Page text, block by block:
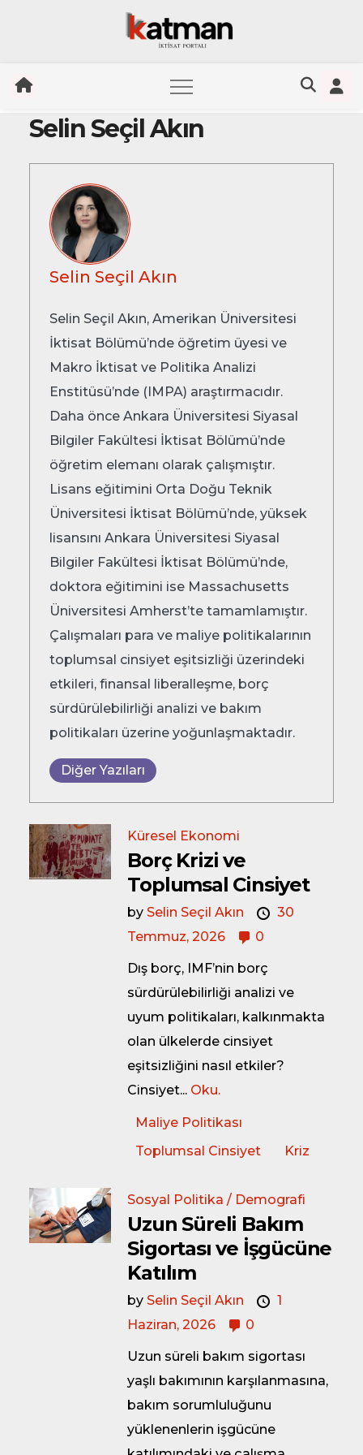
Selin Seçil Akın
Selin Seçil Akın
Selin Seçil Akın, Amerikan Üniversitesi
İktisat Bölümü’nde öğretim üyesi ve
Makro İktisat ve Politika Analizi
Enstitüsü’nde (IMPA) araştırmacıdır.
Daha önce Ankara Üniversitesi Siyasal
Bilgiler Fakültesi İktisat Bölümü’nde
öğretim elemanı olarak çalışmıştır.
Lisans eğitimini Orta Doğu Teknik
Üniversitesi İktisat Bölümü’nde, yüksek
lisansını Ankara Üniversitesi Siyasal
Bilgiler Fakültesi İktisat Bölümü’nde,
doktora eğitimini ise Massachusetts
Üniversitesi Amherst’te tamamlamıştır.
Çalışmaları para ve maliye politikalarının
toplumsal cinsiyet eşitsizliği üzerindeki
etkileri, finansal liberalleşme, borç
sürdürülebilirliği analizi ve bakım
politikaları üzerine yoğunlaşmaktadır.
Diğer Yazıları
Küresel Ekonomi
Borç Krizi ve
Toplumsal Cinsiyet
bySelin Seçil Akın
30
Temmuz, 2026
0
Dış borç, IMF’nin borç
sürdürülebilirliği analizi ve
uyum politikaları, kalkınmakta
olan ülkelerde cinsiyet
eşitsizliğini nasıl etkiler?
Cinsiyet... Oku.
Maliye Politikası
Toplumsal Cinsiyet
Kriz
Sosyal Politika / Demografi
Uzun Süreli Bakım
Sigortası ve İşgücüne
Katılım
bySelin Seçil Akın
1
Haziran, 2026
0
Uzun süreli bakım sigortası
yaşlı bakımının karşılanmasına,
bakım sorumluluğunu
yüklenenlerin işgücüne